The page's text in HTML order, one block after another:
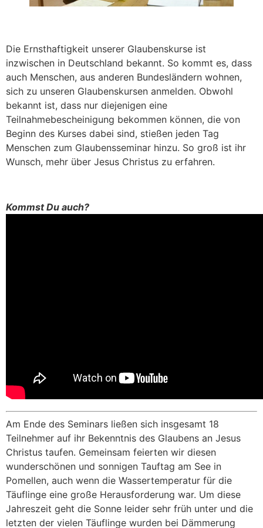
Die Ernsthaftigkeit unserer Glaubenskurse ist
inzwischen in Deutschland bekannt. So kommt es, dass
auch Menschen, aus anderen Bundesländern wohnen,
sich zu unseren Glaubenskursen anmelden. Obwohl
bekannt ist, dass nur diejenigen eine
Teilnahmebescheinigung bekommen können, die von
Beginn des Kurses dabei sind, stießen jeden Tag
Menschen zum Glaubensseminar hinzu. So groß ist ihr
Wunsch, mehr über Jesus Christus zu erfahren.
Kommst Du auch?
Am Ende des Seminars ließen sich insgesamt 18
Teilnehmer auf ihr Bekenntnis des Glaubens an Jesus
Christus taufen. Gemeinsam feierten wir diesen
wunderschönen und sonnigen Tauftag am See in
Pomellen, auch wenn die Wassertemperatur für die
Täuflinge eine große Herausforderung war. Um diese
Jahreszeit geht die Sonne leider sehr früh unter und die
letzten der vielen Täuflinge wurden bei Dämmerung